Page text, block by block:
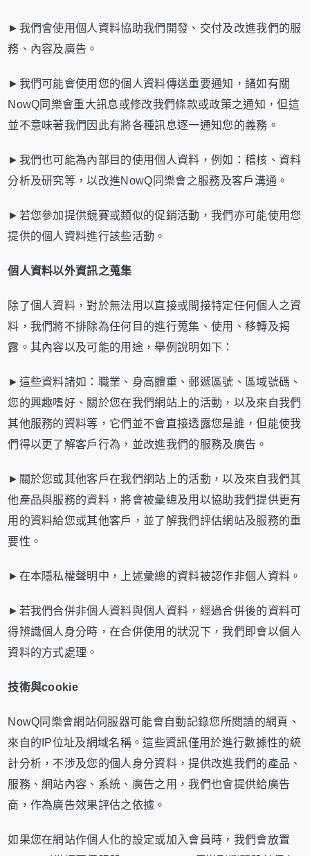
►我們會使用個人資料協助我們開發、交付及改進我們的服
務、內容及廣告。
►我們可能會使用您的個人資料傳送重要通知，諸如有關
NowQ同樂會重大訊息或修改我們條款或政策之通知，但這
並不意味著我們因此有將各種訊息逐一通知您的義務。
►我們也可能為內部目的使用個人資料，例如：稽核、資料
分析及研究等，以改進NowQ同樂會之服務及客戶溝通。
►若您參加提供競賽或類似的促銷活動，我們亦可能使用您
提供的個人資料進行該些活動。
個人資料以外資訊之蒐集
除了個人資料，對於無法用以直接或間接特定任何個人之資
料，我們將不排除為任何目的進行蒐集、使用、移轉及揭
露。其內容以及可能的用途，舉例說明如下：
►這些資料諸如：職業、身高體重、郵遞區號、區域號碼、
您的興趣嗜好、關於您在我們網站上的活動，以及來自我們
其他服務的資料等，它們並不會直接透露您是誰，但能使我
們得以更了解客戶行為，並改進我們的服務及廣告。
►關於您或其他客戶在我們網站上的活動，以及來自我們其
他產品與服務的資料，將會被彙總及用以協助我們提供更有
用的資料給您或其他客戶，並了解我們評估網站及服務的重
要性。
►在本隱私權聲明中，上述彙總的資料被認作非個人資料。
►若我們合併非個人資料與個人資料，經過合併後的資料可
得辨識個人身分時，在合併使用的狀況下，我們即會以個人
資料的方式處理。
技術與cookie
NowQ同樂會網站伺服器可能會自動記錄您所閱讀的網頁、
來自的IP位址及網域名稱。這些資訊僅用於進行數據性的統
計分析，不涉及您的個人身分資料，提供改進我們的產品、
服務、網站內容、系統、廣告之用，我們也會提供給廣告
商，作為廣告效果評估之依據。
如果您在網站作個人化的設定或加入會員時，我們會放置